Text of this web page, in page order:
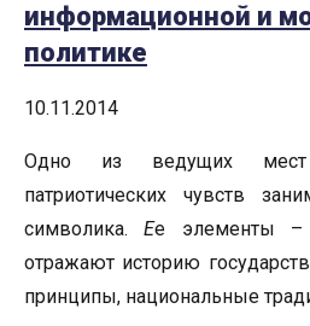
информационной и
политике
10.11.2014
Одно из ведущих
патриотических чувств
символика.Ее элементы –
отражают историю
принципы, национальные